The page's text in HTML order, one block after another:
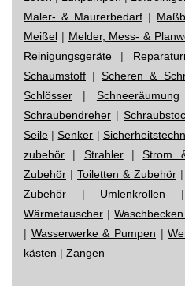
Maler- & Maurerbedarf |
Meißel | Melder, Mess- &
Reinigungsgeräte |
Schaumstoff |Scheren &
Schlösser | Schneeräumung
Schraubendreher |
Seile |Senker |
zubehör | Strahler|Strom
Zubehör | Toiletten & Zubehör |
Zubehör | Umlenkrollen
Wärmetauscher |
| Wasserwerke & Pumpen |
kästen | Zangen